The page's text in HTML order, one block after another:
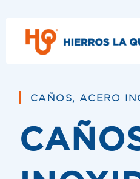
CAÑOS, ACERO